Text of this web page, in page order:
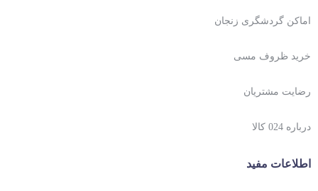
اماکن گردشگری زنجان
خرید ظروف مسی
رضایت مشتریان
درباره 024 کالا
اطلاعات مفید